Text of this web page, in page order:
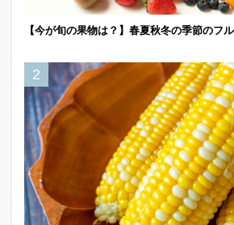
【今が旬の果物は？】春夏秋冬の季節のフ